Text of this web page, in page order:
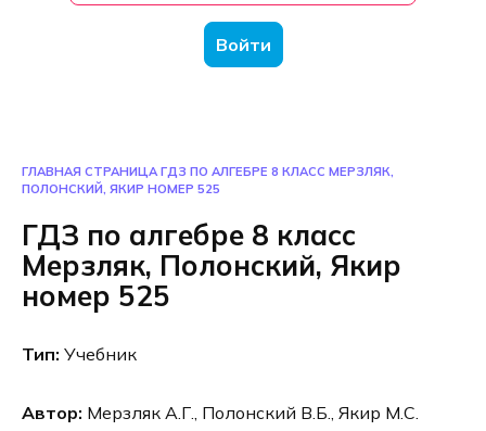
Войти
ГЛАВНАЯ СТРАНИЦА ГДЗ ПО АЛГЕБРЕ 8 КЛАСС МЕРЗЛЯК,
ПОЛОНСКИЙ, ЯКИР НОМЕР 525
ГДЗ по алгебре 8 класс
Мерзляк, Полонский, Якир
номер 525
Тип: Учебник
Автор: Мерзляк А.Г., Полонский В.Б., Якир М.С.